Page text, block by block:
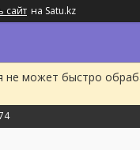
сайт на Satu.kz
не может быстро